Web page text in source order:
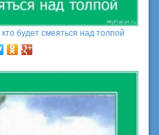
кто будет смеяться над толпой